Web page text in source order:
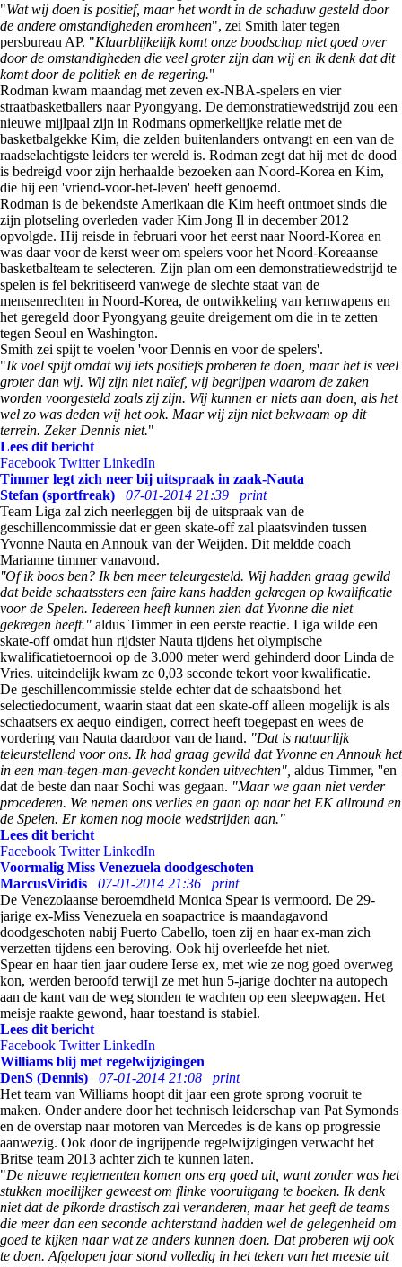
"Wat wij doen is positief, maar het wordt in de schaduw gesteld door
de andere omstandigheden eromheen", zei Smith later tegen
persbureau AP. "Klaarblijkelijk komt onze boodschap niet goed over
door de omstandigheden die veel groter zijn dan wij en ik denk dat dit
komt door de politiek en de regering."
Rodman kwam maandag met zeven ex-NBA-spelers en vier
straatbasketballers naar Pyongyang. De demonstratiewedstrijd zou een
nieuwe mijlpaal zijn in Rodmans opmerkelijke relatie met de
basketbalgekke Kim, die zelden buitenlanders ontvangt en een van de
raadselachtigste leiders ter wereld is. Rodman zegt dat hij met de dood
is bedreigd voor zijn herhaalde bezoeken aan Noord-Korea en Kim,
die hij een 'vriend-voor-het-leven' heeft genoemd.
Rodman is de bekendste Amerikaan die Kim heeft ontmoet sinds die
zijn plotseling overleden vader Kim Jong Il in december 2012
opvolgde. Hij reisde in februari voor het eerst naar Noord-Korea en
was daar voor de kerst weer om spelers voor het Noord-Koreaanse
basketbalteam te selecteren. Zijn plan om een demonstratiewedstrijd te
spelen is fel bekritiseerd vanwege de slechte staat van de
mensenrechten in Noord-Korea, de ontwikkeling van kernwapens en
het geregeld door Pyongyang geuite dreigement om die in te zetten
tegen Seoul en Washington.
Smith zei spijt te voelen 'voor Dennis en voor de spelers'.
"Ik voel spijt omdat wij iets positiefs proberen te doen, maar het is veel
groter dan wij. Wij zijn niet naïef, wij begrijpen waarom de zaken
worden voorgesteld zoals zij zijn. Wij kunnen er niets aan doen, als het
wel zo was deden wij het ook. Maar wij zijn niet bekwaam op dit
terrein. Zeker Dennis niet."
Lees dit bericht
Facebook Twitter LinkedIn
Timmer legt zich neer bij uitspraak in zaak-Nauta
Stefan (sportfreak)
07-01-2014 21:39
print
Team Liga zal zich neerleggen bij de uitspraak van de
geschillencommissie dat er geen skate-off zal plaatsvinden tussen
Yvonne Nauta en Annouk van der Weijden. Dit meldde coach
Marianne timmer vanavond.
''Of ik boos ben? Ik ben meer teleurgesteld. Wij hadden graag gewild
dat beide schaatssters een faire kans hadden gekregen op kwalificatie
voor de Spelen. Iedereen heeft kunnen zien dat Yvonne die niet
gekregen heeft." aldus Timmer in een eerste reactie. Liga wilde een
skate-off omdat hun rijdster Nauta tijdens het olympische
kwalificatietoernooi op de 3.000 meter werd gehinderd door Linda de
Vries. uiteindelijk kwam ze 0,03 seconde tekort voor kwalificatie.
De geschillencommissie stelde echter dat de schaatsbond het
selectiedocument, waarin staat dat een skate-off alleen mogelijk is als
schaatsers ex aequo eindigen, correct heeft toegepast en wees de
vordering van Nauta daardoor van de hand. "Dat is natuurlijk
teleurstellend voor ons. Ik had graag gewild dat Yvonne en Annouk het
in een man-tegen-man-gevecht konden uitvechten", aldus Timmer, ''en
dat de beste dan naar Sochi was gegaan. "Maar we gaan niet verder
procederen. We nemen ons verlies en gaan op naar het EK allround en
de Spelen. Er komen nog mooie wedstrijden aan."
Lees dit bericht
Facebook Twitter LinkedIn
Voormalig Miss Venezuela doodgeschoten
MarcusViridis
07-01-2014 21:36
print
De Venezolaanse beroemdheid Monica Spear is vermoord. De 29-
jarige ex-Miss Venezuela en soapactrice is maandagavond
doodgeschoten nabij Puerto Cabello, toen zij en haar ex-man zich
verzetten tijdens een beroving. Ook hij overleefde het niet.
Spear en haar tien jaar oudere Ierse ex, met wie ze nog goed overweg
kon, werden beroofd terwijl ze met hun 5-jarige dochter na autopech
aan de kant van de weg stonden te wachten op een sleepwagen. Het
meisje raakte gewond, haar toestand is stabiel.
Lees dit bericht
Facebook Twitter LinkedIn
Williams blij met regelwijzigingen
DenS (Dennis)
07-01-2014 21:08
print
Het team van Williams hoopt dit jaar een grote sprong vooruit te
maken. Onder andere door het technisch leiderschap van Pat Symonds
en de overstap naar motoren van Mercedes is de kans op progressie
aanwezig. Ook door de ingrijpende regelwijzigingen verwacht het
Britse team 2013 achter zich te kunnen laten.
"De nieuwe reglementen komen ons erg goed uit, want zonder was het
stukken moeilijker geweest om flinke vooruitgang te boeken. Ik denk
niet dat de pikorde drastisch zal veranderen, maar het geeft de teams
die meer dan een seconde achterstand hadden wel de gelegenheid om
goed te kijken naar wat ze anders kunnen doen. Dat proberen wij ook
te doen. Afgelopen jaar stond volledig in het teken van het meeste uit